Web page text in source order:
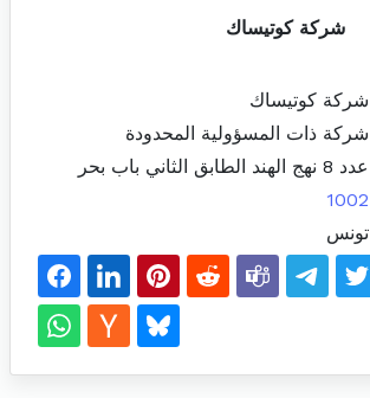
شركة كوتيساك
شركة كوتيساك
شركة ذات المسؤولية المحدودة
عدد 8 نهج الهند الطابق الثاني باب بحر
1002
تونس